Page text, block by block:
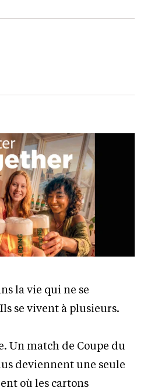
la vie qui ne se
se vivent à plusieurs.
Un match de Coupe du
deviennent une seule
où les cartons